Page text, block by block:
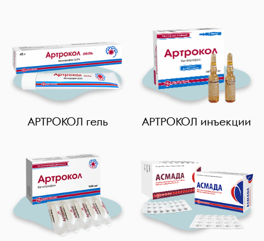
Миорелаксанты
Противовоспалительные
Противомикробные
Поливитамины и антиоксиданты
Противовирусные
Противогельминтные
Флебопротекторы
Хондропротекторы
Противоэпилептические
АРТРОКОЛ гель АРТРОКОЛ инъекции